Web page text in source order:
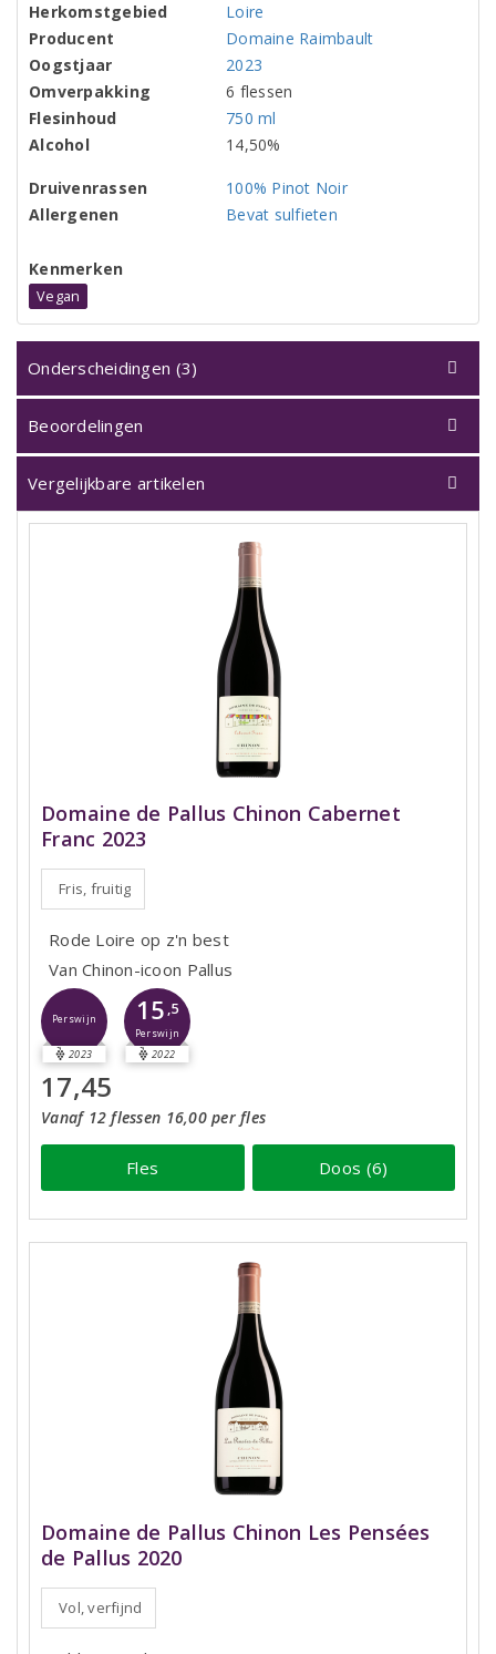
Herkomstgebied
Loire
Producent
Domaine Raimbault
Oogstjaar
2023
Omverpakking
6 flessen
Flesinhoud
750 ml
Alcohol
14,50%
Druivenrassen
100% Pinot Noir
Allergenen
Bevat sulfieten
Kenmerken
Vegan
Onderscheidingen (3)
Beoordelingen
Vergelijkbare artikelen
Domaine de Pallus Chinon Cabernet
Franc 2023
Fris, fruitig
Rode Loire op z'n best
Van Chinon-icoon Pallus
Perswijn
2023
15 ,5
Perswijn
2022
17,45
Vanaf 12 flessen 16,00 per fles
Fles Doos (6)
Domaine de Pallus Chinon Les Pensées
de Pallus 2020
Vol, verfijnd